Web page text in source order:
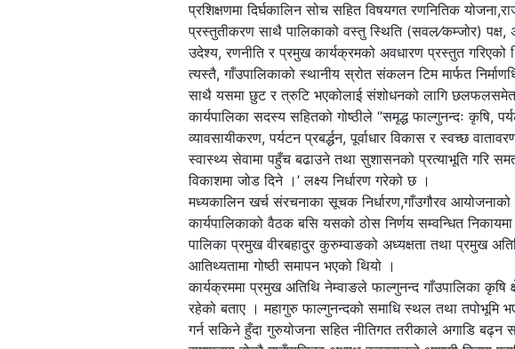
प्रशिक्षणमा दिर्घकालिन सोच सहित विषयगत रणनितिक
प्रस्तुतीकरण साथै पालिकाको वस्तु स्थिति (सवल⁄कम्जोर) पक्ष,
उदेश्य, रणनीति र प्रमुख कार्यक्रमको अवधारण प्रस्तुत गरिएको
त्यस्तै, गाँउपालिकाको स्थानीय स्रोत संकलन टिम मार्फत
साथै यसमा छुट र त्रुटि भएकोलाई संशोधनको लागि छलफलसमेत
कार्यपालिका सदस्य सहितको गोष्ठीले “समृद्ध फाल्गुनन्दः कृषि,
व्यावसायीकरण, पर्यटन प्रबर्द्धन, पूर्वाधार विकास र स्वच्छ
स्वास्थ्य सेवामा पहुँच बढाउने तथा सुशासनको प्रत्याभूति गरि
विकाशमा जोड दिने ।’ लक्ष्य निर्धारण गरेको छ ।
मध्यकालिन खर्च संरचनाका सूचक निर्धारण,गाँउगौरव
कार्यपालिकाको वैठक बसि यसको ठोस निर्णय सम्वन्धित
पालिका प्रमुख वीरबहादुर कुरुम्वाङको अध्यक्षता तथा प्रमुख
आतिथ्यतामा गोष्ठी समापन भएको थियो ।
कार्यक्रममा प्रमुख अतिथि नेम्वाङले फाल्गुनन्द गाँउपालिका
रहेको बताए । महागुरु फाल्गुनन्दको समाधि स्थल तथा तपोभूमि
गर्न सकिने हुँदा गुरुयोजना सहित नीतिगत तरीकाले अगाडि बढ्न